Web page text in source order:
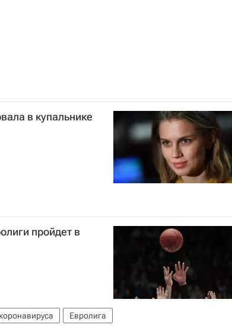
в купальнике
пройдет в
Евролига